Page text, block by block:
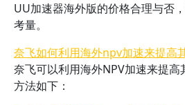
UU加速器海外版的价格合理与否
考量。
奈飞如何利用海外npv加速来提高
奈飞可以利用海外NPV加速来提
方法如下：